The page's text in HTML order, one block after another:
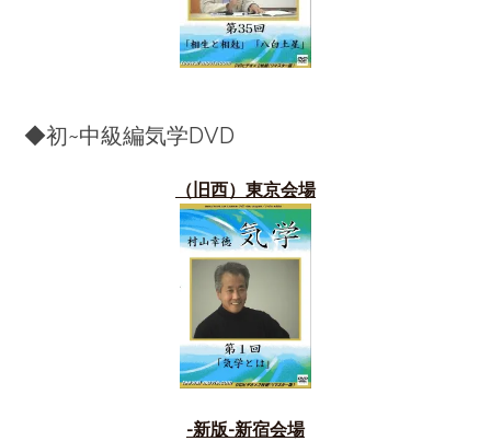
◆初~中級編気学DVD
（旧西）東京会場
-新版-新宿会場